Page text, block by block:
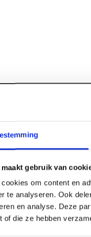
gebruik van
om content en
te analyseren. Ook
en analyse. Deze
of die ze hebben
Bronze
gepatenteerde AR-
en esthetische
coating biedt een